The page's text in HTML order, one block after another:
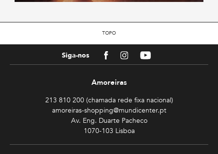
TOPO
Siga-nos FacebookInstagramYoutube
Amoreiras
213 810 200 (chamada rede fixa nacional)
amoreiras-shopping@mundicenter.pt
Av. Eng. Duarte Pacheco
1070-103 Lisboa